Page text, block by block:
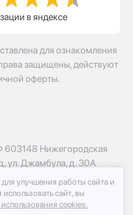
в яндексе
для ознакомления
защищены, действуют
оферты.
Нижегородская
ул. Джамбула, д. 30А
улучшения работы сайта и
сайт, вы
cookies.